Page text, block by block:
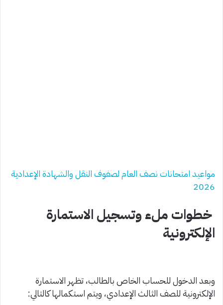
مواعيد امتحانات نصف العام لصفوف النقل والشهادة الإعدادية
2026
خطوات ملء وتسجيل الاستمارة
الإلكترونية
وبعد الدخول للحساب الخاص بالطالب، تظهر الاستمارة
الإلكترونية للصف الثالث الإعدادي، ويتم استكمالها كالتالي: